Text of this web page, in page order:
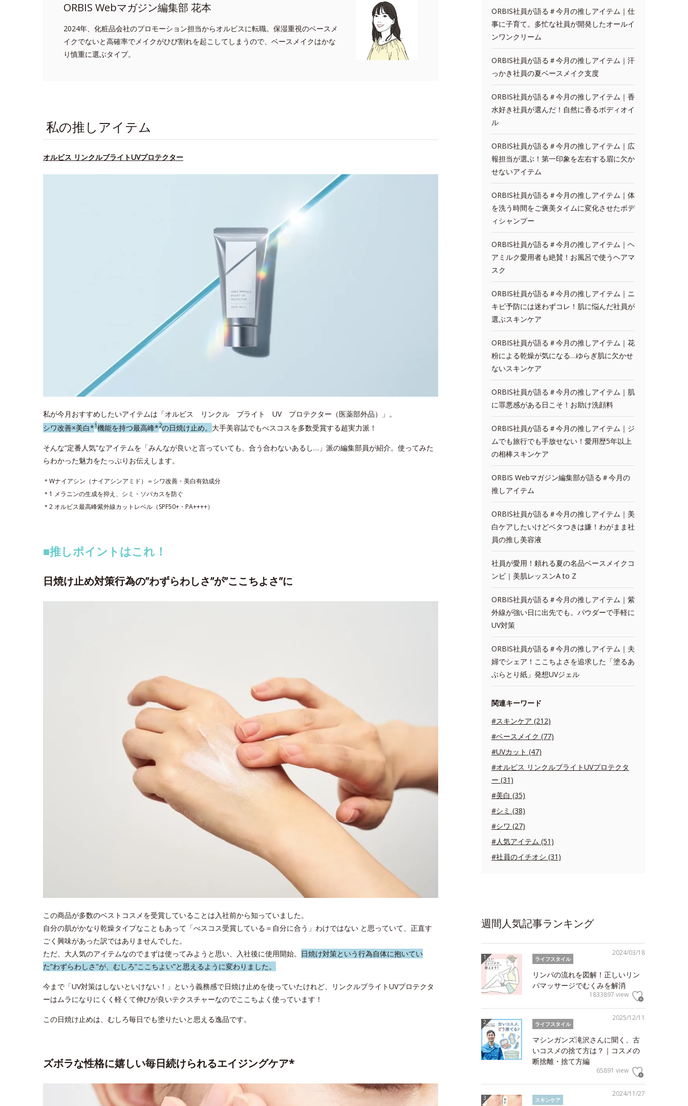
ORBIS Webマガジン編集部 花本
2024年、化粧品会社のプロモーション担当からオルビスに転職。保湿重視のベースメ
イクでないと高確率でメイクがひび割れを起こしてしまうので、ベースメイクはかな
り慎重に選ぶタイプ。
私の推しアイテム
オルビス リンクルブライトUVプロテクター
私が今月おすすめしたいアイテムは「オルビス リンクル ブライト UV プロテクター（医薬部外品）」。
シワ改善×美白*1機能を持つ最高峰*2の日焼け止め。 大手美容誌でもべスコスを多数受賞する超実力派！
そんな”定番人気”なアイテムを「みんなが良いと言っていても、合う合わないあるし…」派の編集部員が紹介。使ってみた
らわかった魅力をたっぷりお伝えします。
＊Wナイアシン（ナイアシンアミド）＝シワ改善・美白有効成分
＊1 メラニンの生成を抑え、シミ・ソバカスを防ぐ
＊2 オルビス最高峰紫外線カットレベル（SPF50+・PA++++）
■推しポイントはこれ！
日焼け止め対策行為の”わずらわしさ”が”ここちよさ”に
この商品が多数のベストコスメを受賞していることは入社前から知っていました。
自分の肌がかなり乾燥タイプなこともあって「べスコス受賞している＝自分に合う」わけではない と思っていて、正直す
ごく興味があった訳ではありませんでした。
ただ、大人気のアイテムなのでまずは使ってみようと思い、入社後に使用開始。
日焼け対策という行為自体に抱いてい
た“わずらわしさ"が、むしろ”ここちよい”と思えるように変わりました。
今まで「UV対策はしないといけない！」という義務感で日焼け止めを使っていたけれど、リンクルブライトUVプロテクタ
ーはムラになりにくく軽くて伸びが良いテクスチャーなのでここちよく使っています！
この日焼け止めは、むしろ毎日でも塗りたいと思える逸品です。
ズボラな性格に嬉しい毎日続けられるエイジングケア*
ORBIS社員が語る＃今月の推しアイテム｜仕
事に子育て。多忙な社員が開発したオールイ
ンワンクリーム
ORBIS社員が語る＃今月の推しアイテム｜汗
っかき社員の夏ベースメイク支度
ORBIS社員が語る＃今月の推しアイテム｜香
水好き社員が選んだ！自然に香るボディオイ
ル
ORBIS社員が語る＃今月の推しアイテム｜広
報担当が選ぶ！第一印象を左右する眉に欠か
せないアイテム
ORBIS社員が語る＃今月の推しアイテム｜体
を洗う時間をご褒美タイムに変化させたボデ
ィシャンプー
ORBIS社員が語る＃今月の推しアイテム｜ヘ
アミルク愛用者も絶賛！お風呂で使うヘアマ
スク
ORBIS社員が語る＃今月の推しアイテム｜ニ
キビ予防には迷わずコレ！肌に悩んだ社員が
選ぶスキンケア
ORBIS社員が語る＃今月の推しアイテム｜花
粉による乾燥が気になる…ゆらぎ肌に欠かせ
ないスキンケア
ORBIS社員が語る＃今月の推しアイテム｜肌
に罪悪感がある日こそ！お助け洗顔料
ORBIS社員が語る＃今月の推しアイテム｜ジ
ムでも旅行でも手放せない！愛用歴5年以上
の相棒スキンケア
ORBIS Webマガジン編集部が語る＃今月の
推しアイテム
ORBIS社員が語る＃今月の推しアイテム｜美
白ケアしたいけどベタつきは嫌！わがまま社
員の推し美容液
社員が愛用！頼れる夏の名品ベースメイクコ
ンビ｜美肌レッスンA to Z
ORBIS社員が語る＃今月の推しアイテム｜紫
外線が強い日に出先でも。パウダーで手軽に
UV対策
ORBIS社員が語る＃今月の推しアイテム｜夫
婦でシェア！ここちよさを追求した「塗るあ
ぶらとり紙」発想UVジェル
関連キーワード
#スキンケア (212)
#ベースメイク (77)
#UVカット (47)
#オルビス リンクルブライトUVプロテクタ
ー (31)
#美白 (35)
#シミ (38)
#シワ (27)
#人気アイテム (51)
#社員のイチオシ (31)
週間人気記事ランキング
2024/03/18
ライフスタイル
リンパの流れを図解！正しいリン
パマッサージでむくみを解消
1833897 view
2025/12/11
ライフスタイル
マシンガンズ滝沢さんに聞く、古
いコスメの捨て方は？｜コスメの
断捨離・捨て方編
65891 view
2024/11/27
スキンケア